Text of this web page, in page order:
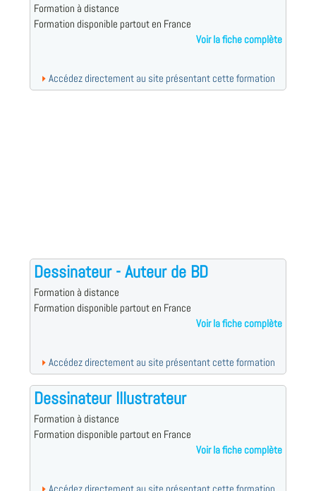
Formation à distance
Formation disponible partout en France
Voir la fiche complète
Accédez directement au site présentant cette formation
Dessinateur - Auteur de BD
Formation à distance
Formation disponible partout en France
Voir la fiche complète
Accédez directement au site présentant cette formation
Dessinateur Illustrateur
Formation à distance
Formation disponible partout en France
Voir la fiche complète